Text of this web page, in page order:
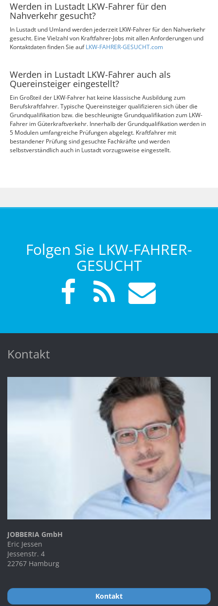
Werden in Lustadt LKW-Fahrer für den
Nahverkehr gesucht?
In Lustadt und Umland werden jederzeit LKW-Fahrer für den Nahverkehr
gesucht. Eine Vielzahl von Kraftfahrer-Jobs mit allen Anforderungen und
Kontaktdaten finden Sie aufLKW-FAHRER-GESUCHT.com
Werden in Lustadt LKW-Fahrer auch als
Quereinsteiger eingestellt?
Ein Großteil der LKW-Fahrer hat keine klassische Ausbildung zum
Berufskraftfahrer. Typische Quereinsteiger qualifizieren sich über die
Grundqualifikation bzw. die beschleunigte Grundqualifikation zum LKW-
Fahrer im Güterkraftverkehr. Innerhalb der Grundqualifikation werden in
5 Modulen umfangreiche Prüfungen abgelegt. Kraftfahrer mit
bestandener Prüfung sind gesuchte Fachkräfte und werden
selbstverständlich auch in Lustadt vorzugsweise eingestellt.
Folgen Sie LKW-FAHRER-
GESUCHT
Kontakt
JOBBERIA GmbH
Eric Jessen
Jessenstr. 4
22767 Hamburg
Kontakt